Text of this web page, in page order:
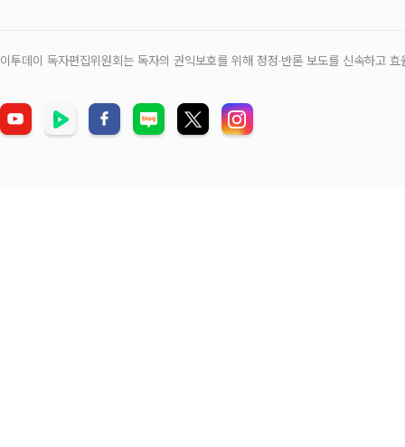
이투데이 독자편집위원회는 독자의 권익보호를 위해 정정‧반론 보도를 신속하고